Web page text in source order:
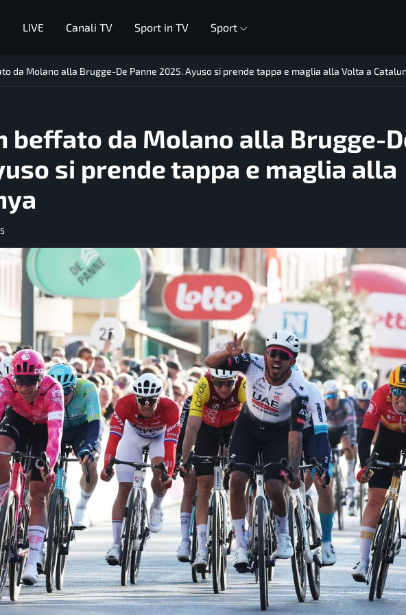
LIVE Canali TV Sport in TV Sport
da Molano alla Brugge-De Panne 2025. Ayuso si prende tappa e maglia alla Volta a
beffato da Molano alla Brugge-
si prende tappa e maglia alla